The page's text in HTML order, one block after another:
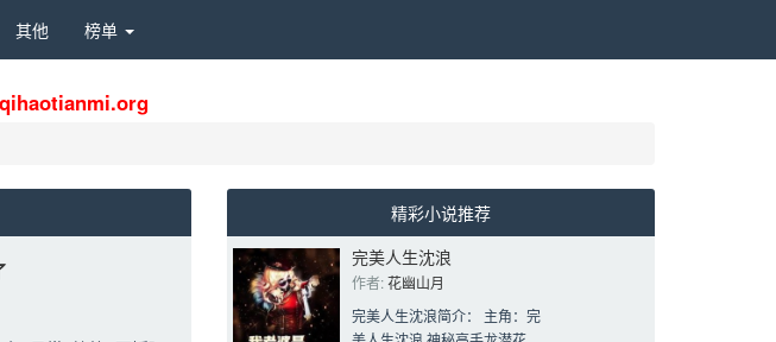
其他 榜单
精彩小说推荐
完美人生沈浪
作者: 花幽山月
完美人生沈浪简介： 主角：完